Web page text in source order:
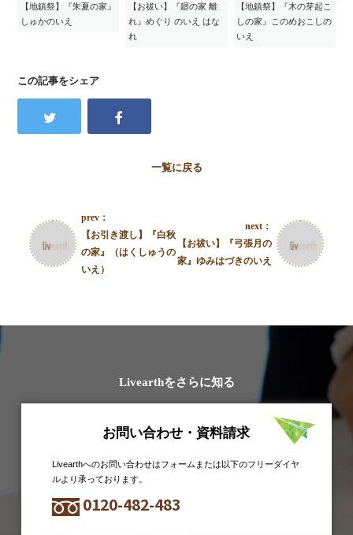
【地鎮祭】『朱夏の家』
しゅかのいえ
【お祓い】『廻の家 離
れ』めぐり のいえ はな
れ
【地鎮祭】『木の芽起こ
しの家』このめおこしの
いえ
この記事をシェア
一覧に戻る
prev：
【お引き渡し】『白秋
の家』（はくしゅうの
いえ）
next：
【お祓い】『弓張月の
家』ゆみはづきのいえ
Livearthをさらに知る
お問い合わせ・資料請求
Livearthへのお問い合わせはフォームまたは以下のフリーダイヤ
ルより承っております。
0120-482-483